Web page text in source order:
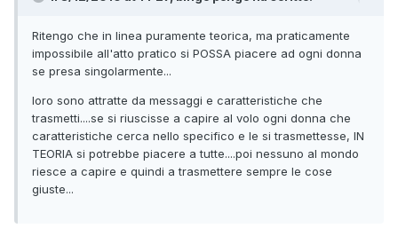
Ritengo che in linea puramente teorica, ma praticamente
impossibile all'atto pratico si POSSA piacere ad ogni donna
se presa singolarmente...
loro sono attratte da messaggi e caratteristiche che
trasmetti....se si riuscisse a capire al volo ogni donna che
caratteristiche cerca nello specifico e le si trasmettesse, IN
TEORIA si potrebbe piacere a tutte....poi nessuno al mondo
riesce a capire e quindi a trasmettere sempre le cose
giuste...